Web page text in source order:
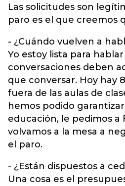
Las solicitudes son
paro es el que creemos
- ¿Cuándo vuelven a
Yo estoy lista para
conversaciones deben
que conversar. Hoy hay
fuera de las aulas de
hemos podido
educación, le pedimos a
volvamos a la mesa a
el paro.
- ¿Están dispuestos a
Una cosa es el